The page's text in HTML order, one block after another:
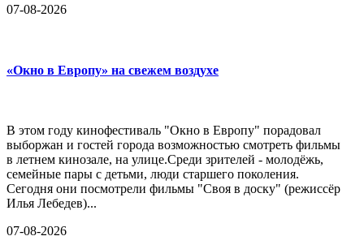
07-08-2026
«Окно в Европу» на свежем воздухе
В этом году кинофестиваль "Окно в Европу" порадовал
выборжан и гостей города возможностью смотреть фильмы
в летнем кинозале, на улице.Среди зрителей - молодёжь,
семейные пары с детьми, люди старшего поколения.
Сегодня они посмотрели фильмы "Своя в доску" (режиссёр
Илья Лебедев)...
07-08-2026